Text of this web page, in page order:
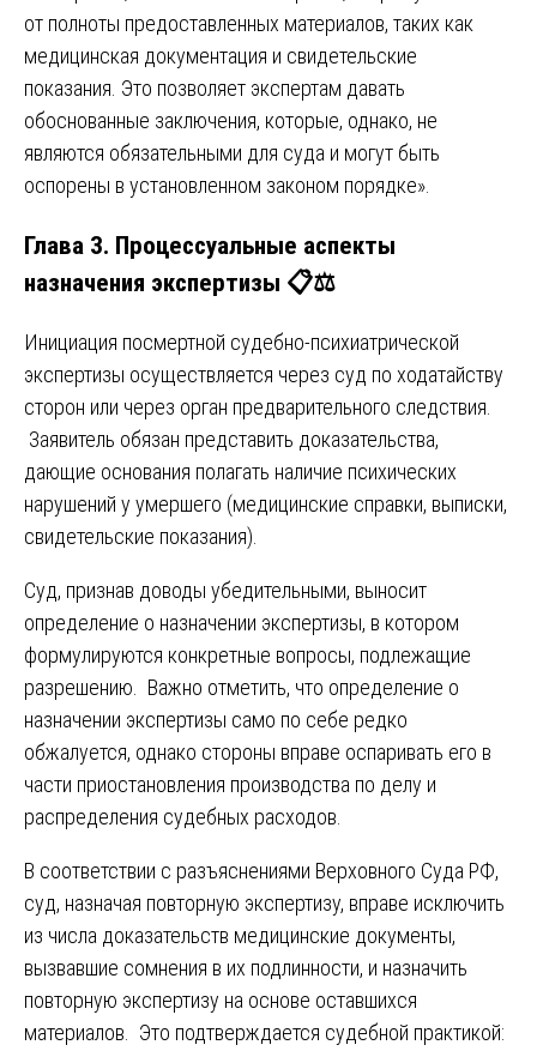
от полноты предоставленных материалов, таких как
медицинская документация и свидетельские
показания. Это позволяет экспертам давать
обоснованные заключения, которые, однако, не
являются обязательными для суда и могут быть
оспорены в установленном законом порядке».
Глава 3. Процессуальные аспекты
назначения экспертизы 📋⚖️
Инициация посмертной судебно-психиатрической
экспертизы осуществляется через суд по ходатайству
сторон или через орган предварительного следствия.
Заявитель обязан представить доказательства,
дающие основания полагать наличие психических
нарушений у умершего (медицинские справки, выписки,
свидетельские показания).
Суд, признав доводы убедительными, выносит
определение о назначении экспертизы, в котором
формулируются конкретные вопросы, подлежащие
разрешению. Важно отметить, что определение о
назначении экспертизы само по себе редко
обжалуется, однако стороны вправе оспаривать его в
части приостановления производства по делу и
распределения судебных расходов.
В соответствии с разъяснениями Верховного Суда РФ,
суд, назначая повторную экспертизу, вправе исключить
из числа доказательств медицинские документы,
вызвавшие сомнения в их подлинности, и назначить
повторную экспертизу на основе оставшихся
материалов. Это подтверждается судебной практикой: